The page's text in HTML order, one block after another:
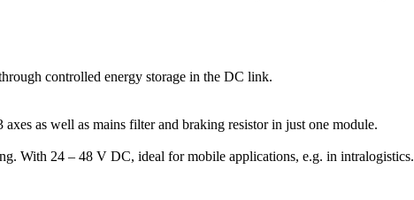
controlled energy storage in the DC link.
as well as mains filter and braking resistor in just one module.
With 24 – 48 V DC, ideal for mobile applications, e.g. in intralogistics.